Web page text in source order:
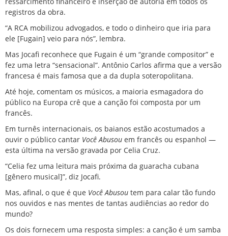
registros da obra.
“A RCA mobilizou advogados, e todo o dinheiro que iria para
ele [Fugain] veio para nós”, lembra.
Mas Jocafi reconhece que Fugain é um “grande compositor” e
fez uma letra “sensacional”. Antônio Carlos afirma que a versão
francesa é mais famosa que a da dupla soteropolitana.
Até hoje, comentam os músicos, a maioria esmagadora do
público na Europa crê que a canção foi composta por um
francês.
Em turnês internacionais, os baianos estão acostumados a
ouvir o público cantar Você Abusou em francês ou espanhol —
esta última na versão gravada por Celia Cruz.
“Celia fez uma leitura mais próxima da guaracha cubana
[gênero musical]”, diz Jocafi.
Mas, afinal, o que é que Você Abusou tem para calar tão fundo
nos ouvidos e nas mentes de tantas audiências ao redor do
mundo?
Os dois fornecem uma resposta simples: a canção é um samba